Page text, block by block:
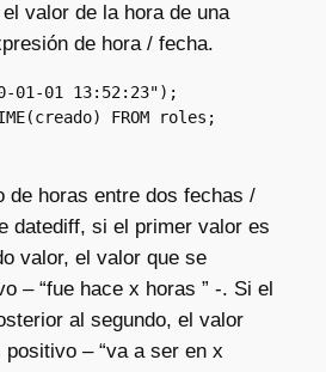
valor de la hora de una
de hora / fecha.
01-01 13:52:23");
FROM roles;
de horas entre dos fechas /
datediff, si el primer valor es
valor, el valor que se
– “fue hace x horas ” -. Si el
al segundo, el valor
– “va a ser en x